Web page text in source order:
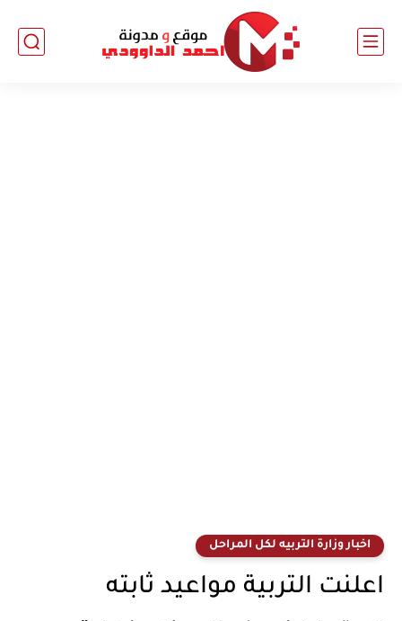
اخبار وزارة التربيه لكل المراحل
اعلنت التربية مواعيد ثابته